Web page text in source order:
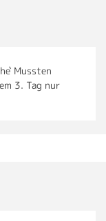
Mussten
3. Tag nur